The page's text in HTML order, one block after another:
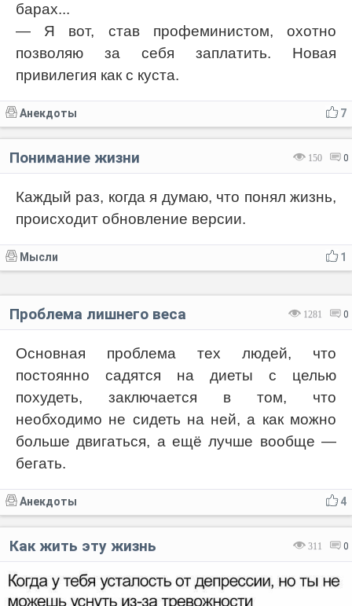
барах...
— Я вот, став профеминистом, охотно
позволяю за себя заплатить. Новая
привилегия как с куста.
7
Анекдоты
150 0
Понимание жизни
Каждый раз, когда я думаю, что понял жизнь,
происходит обновление версии.
1
Мысли
1281 0
Проблема лишнего веса
Основная проблема тех людей, что
постоянно садятся на диеты с целью
похудеть, заключается в том, что
необходимо не сидеть на ней, а как можно
больше двигаться, а ещё лучше вообще —
бегать.
4
Анекдоты
311 0
Как жить эту жизнь